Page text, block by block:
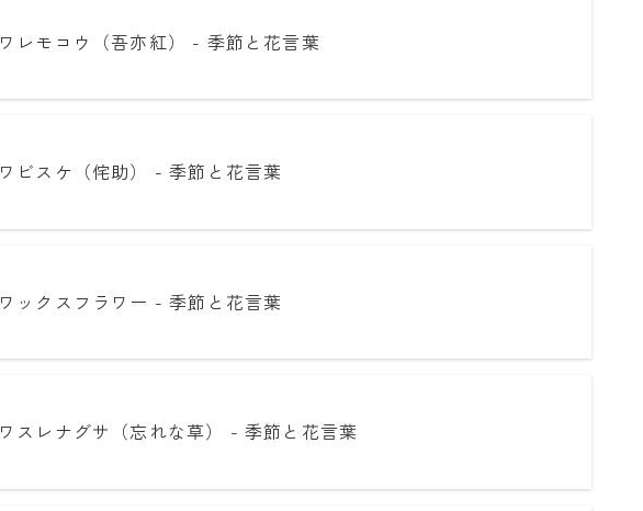
ワレモコウ（吾亦紅） - 季節と花言葉
ワビスケ（侘助） - 季節と花言葉
ワックスフラワー - 季節と花言葉
ワスレナグサ（忘れな草） - 季節と花言葉